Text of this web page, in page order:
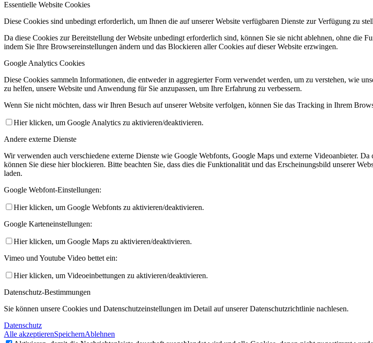
Essentielle Website Cookies
Diese Cookies sind unbedingt erforderlich, um Ihnen die auf unserer Website verfügbaren Dienste zur Verfügung zu
Da diese Cookies zur Bereitstellung der Website unbedingt erforderlich sind, können Sie sie nicht ablehnen, ohne die
indem Sie Ihre Browsereinstellungen ändern und das Blockieren aller Cookies auf dieser Website erzwingen.
Google Analytics Cookies
Diese Cookies sammeln Informationen, die entweder in aggregierter Form verwendet werden, um zu verstehen, wie
zu helfen, unsere Website und Anwendung für Sie anzupassen, um Ihre Erfahrung zu verbessern.
Wenn Sie nicht möchten, dass wir Ihren Besuch auf unserer Website verfolgen, können Sie das Tracking in Ihrem
Hier klicken, um Google Analytics zu aktivieren/deaktivieren.
Andere externe Dienste
Wir verwenden auch verschiedene externe Dienste wie Google Webfonts, Google Maps und externe Videoanbieter.
können Sie diese hier blockieren. Bitte beachten Sie, dass dies die Funktionalität und das Erscheinungsbild unserer
laden.
Google Webfont-Einstellungen:
Hier klicken, um Google Webfonts zu aktivieren/deaktivieren.
Google Karteneinstellungen:
Hier klicken, um Google Maps zu aktivieren/deaktivieren.
Vimeo und Youtube Video bettet ein:
Hier klicken, um Videoeinbettungen zu aktivieren/deaktivieren.
Datenschutz-Bestimmungen
Sie können unsere Cookies und Datenschutzeinstellungen im Detail auf unserer Datenschutzrichtlinie nachlesen.
Datenschutz
Alle akzeptierenSpeichernAblehnen